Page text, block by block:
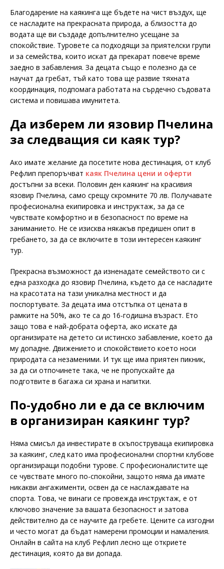
Благодарение на каякинга ще бъдете на чист въздух, ще
се насладите на прекрасната природа, а близостта до
водата ще ви създаде допълнително усещане за
спокойствие. Туровете са подходящи за приятелски групи
и за семейства, които искат да прекарат повече време
заедно в забавления. За децата също е полезно да се
научат да гребат, тъй като това ще развие тяхната
координация, подпомага работата на сърдечно съдовата
система и повишава имунитета.
Да изберем ли язовир Пчелина
за следващия си каяк тур?
Ако имате желание да посетите нова дестинация, от клуб
Рефлип препоръчват каяк Пчелина цени и оферти
достъпни за всеки. Половин ден каякинг на красивия
язовир Пчелина, само срещу скромните 70 лв. Получавате
професионална екипировка и инструктаж, за да се
чувствате комфортно и в безопасност по време на
заниманието. Не се изисква някакъв предишен опит в
гребането, за да се включите в този интересен каякинг
тур.
Прекрасна възможност да изненадате семейството си с
една разходка до язовир Пчелина, където да се насладите
на красотата на тази уникална местност и да
поспортувате. За децата има отстъпка от цената в
рамките на 50%, ако те са до 16-годишна възраст. Ето
защо това е най-добрата оферта, ако искате да
организирате на детето си истинско забавление, което да
му допадне. Движението и спокойствието което носи
природата са незаменими. И тук ще има приятен пикник,
за да си отпочинете така, че не пропускайте да
подготвите в багажа си храна и напитки.
По-удобно ли е да се включим
в организиран каякинг тур?
Няма смисъл да инвестирате в скъпоструваща екипировка
за каякинг, след като има професионални спортни клубове
организиращи подобни турове. С професионалистите ще
се чувствате много по-спокойни, защото няма да имате
никакви ангажименти, освен да се наслаждавате на
спорта. Това, че винаги се провежда инструктаж, е от
ключово значение за вашата безопасност и затова
действително да се научите да гребете. Цените са изгодни
и често могат да бъдат намерени промоции и намаления.
Онлайн в сайта на клуб Рефлип лесно ще откриете
дестинация, която да ви допада.